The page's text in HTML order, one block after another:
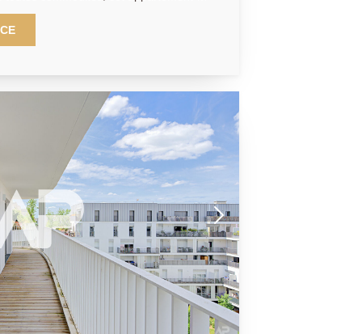
dernier étage par ascenseur d'une
avec gardien. Entièrement rénové,
une belle pièce de vie lumineuse
de douche ainsi que des toilettes
en sous-sol
climatisé en parfait état. AP/LD 01 47